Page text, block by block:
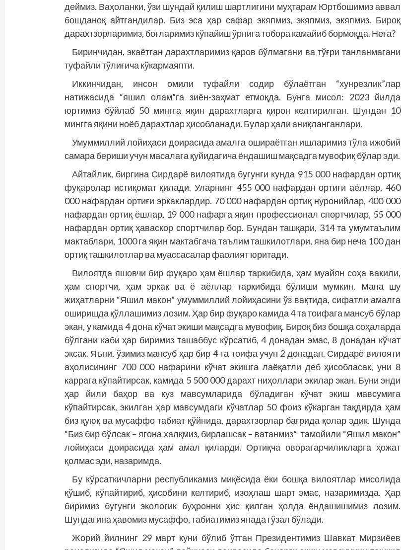
деймиз. Ваҳоланки, ўзи шундай қилиш шартлигини муҳтарам Юртбошимиз аввал
бошданоқ айтгандилар. Биз эса ҳар сафар экяпмиз, экяпмиз, экяпмиз. Бироқ
дарахтзорларимиз, боғларимиз кўпайиш ўрнига тобора камайиб бормоқда. Нега?
Биринчидан, экаётган дарахтларимиз қаров бўлмагани ва тўғри танланмагани
туфайли тўлиғича кўкармаяпти.
Иккинчидан, инсон омили туфайли содир бўлаётган “хунрезлик”лар
натижасида “яшил олам”га зиён-заҳмат етмоқда. Бунга мисол: 2023 йилда
юртимиз бўйлаб 50 мингга яқин дарахтларга қирон келтирилган. Шундан 10
мингга яқини ноёб дарахтлар ҳисобланади. Булар ҳали аниқланганлари.
Умуммиллий лойиҳаси доирасида амалга ошираётган ишларимиз тўла ижобий
самара бериши учун масалага қуйидагича ёндашиш мақсадга мувофиқ бўлар эди.
Айтайлик, биргина Сирдарё вилоятида бугунги кунда 915 000 нафардан ортиқ
фуқаролар истиқомат қилади. Уларнинг 455 000 нафардан ортиғи аёллар, 460
000 нафардан ортиғи эркаклардир. 70 000 нафардан ортиқ нуронийлар, 400 000
нафардан ортиқ ёшлар, 19 000 нафарга яқин профессионал спортчилар, 55 000
нафардан ортиқ ҳаваскор спортчилар бор. Бундан ташқари, 314 та умумтаълим
мактаблари, 1000 га яқин мактабгача таълим ташкилотлари, яна бир неча 100 дан
ортиқ ташкилотлар ва муассасалар фаолият юритади.
Вилоятда яшовчи бир фуқаро ҳам ёшлар таркибида, ҳам муайян соҳа вакили,
ҳам спортчи, ҳам эркак ва ё аёллар таркибида бўлиши мумкин. Мана шу
жиҳатларни “Яшил макон” умуммиллий лойиҳасини ўз вақтида, сифатли амалга
оширишда қўллашимиз лозим. Ҳар бир фуқаро камида 4 та тоифага мансуб бўлар
экан, у камида 4 дона кўчат экиши мақсадга мувофиқ. Бироқ биз бошқа соҳаларда
бўлгани каби ҳар биримиз ташаббус кўрсатиб, 4 донадан эмас, 8 донадан кўчат
эксак. Яъни, ўзимиз мансуб ҳар бир 4 та тоифа учун 2 донадан. Сирдарё вилояти
аҳолисининг 700 000 нафарини кўчат экишга лаёқатли деб ҳисобласак, уни 8
каррага кўпайтирсак, камида 5 500 000 дарахт ниҳоллари экилар экан. Буни энди
ҳар йили баҳор ва куз мавсумларида бўладиган кўчат экиш мавсумига
кўпайтирсак, экилган ҳар мавсумдаги кўчатлар 50 фоиз кўкарган тақдирда ҳам
биз қуюқ ва мусаффо табиат қўйнида, дарахтзорлар бағрида қолар эдик. Шунда
“Биз бир бўлсак – ягона халқмиз, бирлашсак – ватанмиз” тамойили “Яшил макон”
лойиҳаси доирасида ҳам амал қиларди. Ортиқча оворагарчиликларга ҳожат
қолмас эди, назаримда.
Бу кўрсаткичларни республикамиз миқёсида ёки бошқа вилоятлар мисолида
қўшиб, кўпайтириб, ҳисобини келтириб, изоҳлаш шарт эмас, назаримизда. Ҳар
биримиз бугунги экологик буҳронни ҳис қилган ҳолда ёндашишимиз лозим.
Шундагина ҳавомиз мусаффо, табиатимиз янада гўзал бўлади.
Жорий йилнинг 29 март куни бўлиб ўтган Президентимиз Шавкат Мирзиёев